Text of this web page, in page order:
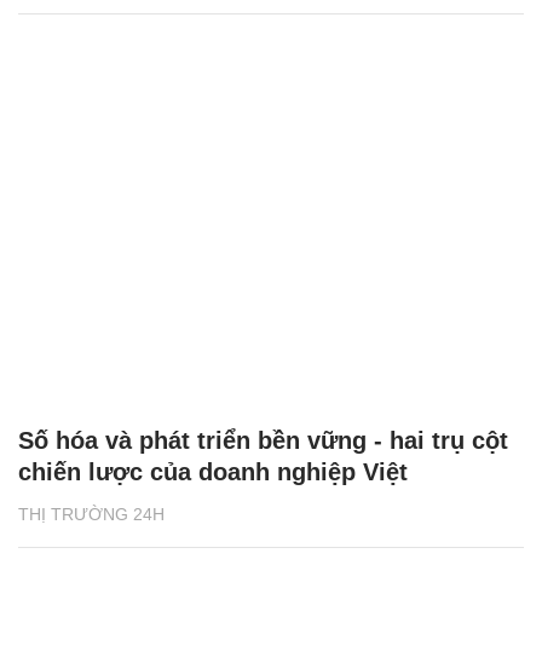
THỊ TRƯỜNG 24H
Số hóa và phát triển bền vững - hai trụ cột
chiến lược của doanh nghiệp Việt